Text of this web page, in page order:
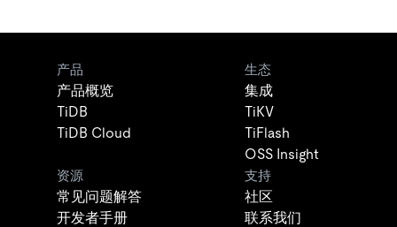
产品
产品概览
TiDB
TiDB Cloud
生态
集成
TiKV
TiFlash
OSS Insight
资源
常见问题解答
开发者手册
支持
社区
联系我们